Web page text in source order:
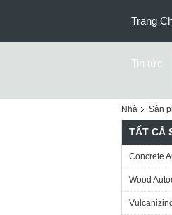
Trang
Tin tức
Nhà Sản
TẤT CẢ
Concrete
Wood